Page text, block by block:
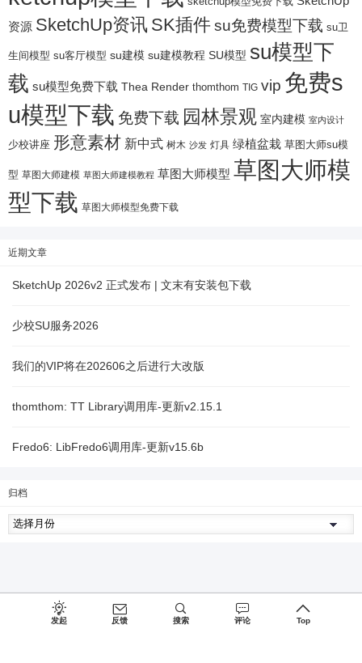
资源 SketchUp资讯 SK插件su免费模型下载 su卫
生间模型 su客厅模型 su建模 su建模教程 SU模型 su模型下
载 su模型免费下载 Thea Render thomthom TIG vip 免费s
u模型下载 免费下载 园林景观 室内建模 室内设计
少校讲座 形意素材 新中式 树木 沙发 灯具 绿植盆栽 草图大师su模
型 草图大师建模 草图大师建模教程 草图大师模型 草图大师模
型下载 草图大师模型免费下载
近期文章
SketchUp 2026v2 正式发布 | 文末有安装包下载
少校SU服务2026
我们的VIP将在202606之后进行大改版
thomthom: TT Library调用库-更新v2.15.1
Fredo6: LibFredo6调用库-更新v15.6b
归档
发起 反馈 搜索 评论 Top